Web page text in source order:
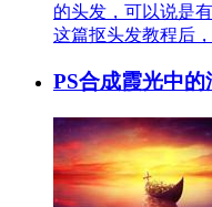
的头发，可以说是
这篇抠头发教程后
PS合成霞光中